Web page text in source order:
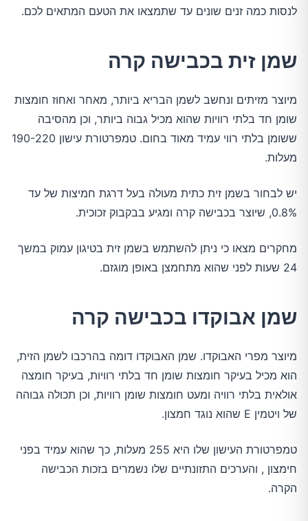
לנסות כמה זנים שונים עד שתמצאו את הטעם המתאים לכם.
שמן זית בכבישה קרה
מיוצר מזיתים ונחשב לשמן הבריא ביותר, מאחר ואחוז חומצות
שומן חד בלתי רוויות שהוא מכיל גבוה ביותר, וכן מהסיבה
ששומן בלתי רווי עמיד מאוד בחום. טמפרטורת עישון 190-220
מעלות.
יש לבחור בשמן זית כתית מעולה בעל דרגת חמיצות של עד
0.8%, שיוצר בכבישה קרה ומגיע בבקבוק זכוכית.
מחקרים מצאו כי ניתן להשתמש בשמן זית בטיגון עמוק במשך
24 שעות לפני שהוא מתחמצן באופן מוגזם.
שמן אבוקדו בכבישה קרה
מיוצר מפרי האבוקדו. שמן האבוקדו דומה בהרכבו לשמן הזית,
הוא מכיל בעיקר חומצות שומן חד בלתי רוויות, בעיקר חומצה
אולאית בלתי רוויה ומעט חומצות שומן רוויות, וכן תכולה גבוהה
של ויטמין E שהוא נוגד חמצון.
טמפרטורת העישון שלו היא 255 מעלות, כך שהוא עמיד בפני
חימצון , והערכים התזונתיים שלו נשמרים בזכות הכבישה
הקרה.